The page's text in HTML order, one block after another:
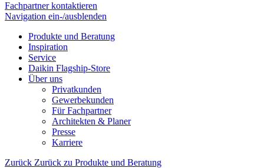
Fachpartner kontaktieren
Navigation ein-/ausblenden
Produkte und Beratung
Inspiration
Service
Daikin Flagship-Store
Über uns
Privatkunden
Gewerbekunden
Für Fachpartner
Architekten & Planer
Presse
Karriere
Zurück Zurück zu Produkte und Beratung